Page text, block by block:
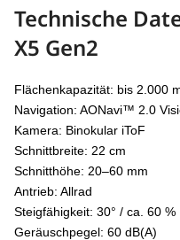
Technische
X5 Gen2
Flächenkapazität: bis 2.000
Navigation: AONavi™ 2.0
Kamera: Binokular iToF
Schnittbreite: 22 cm
Schnitthöhe: 20–60 mm
Antrieb: Allrad
Steigfähigkeit: 30° / ca. 60 %
Geräuschpegel: 60 dB(A)